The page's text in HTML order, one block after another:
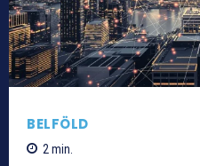
BELFÖLD
2min.